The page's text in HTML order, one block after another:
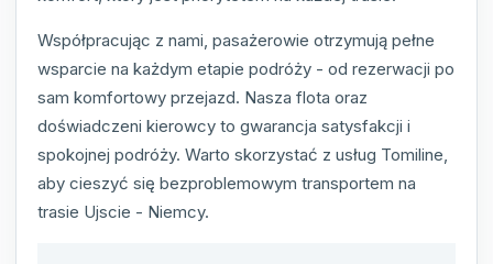
Współpracując z nami, pasażerowie otrzymują pełne
wsparcie na każdym etapie podróży - od rezerwacji po
sam komfortowy przejazd. Nasza flota oraz
doświadczeni kierowcy to gwarancja satysfakcji i
spokojnej podróży. Warto skorzystać z usług Tomiline,
aby cieszyć się bezproblemowym transportem na
trasie Ujscie - Niemcy.